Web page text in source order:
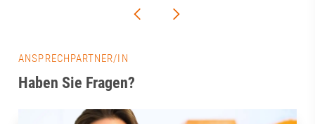
ANSPRECHPARTNER/IN
Haben Sie Fragen?